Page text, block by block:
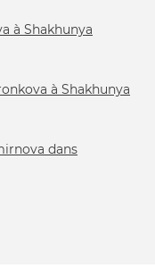
à Shakhunya
à Shakhunya
dans